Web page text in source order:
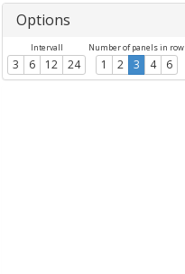
Options
Intervall
3 6 12 24
Number of panels in row
1 2 3 4 6